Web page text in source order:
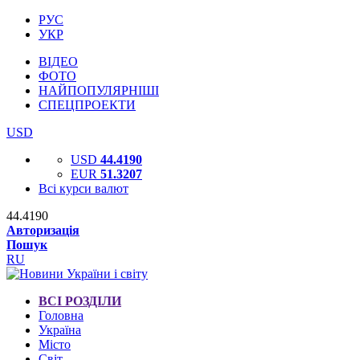
РУС
УКР
ВІДЕО
ФОТО
НАЙПОПУЛЯРНІШІ
СПЕЦПРОЕКТИ
USD
USD 44.4190
EUR 51.3207
Всі курси валют
44.4190
Авторизація
Пошук
RU
ВСІ РОЗДІЛИ
Головна
Україна
Місто